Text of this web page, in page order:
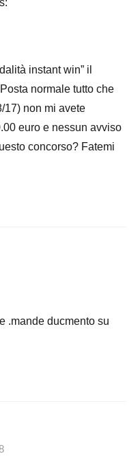
instant win” il
normale tutto che
17) non mi avete
euro e nessun avviso
concorso? Fatemi
.mande ducmento su